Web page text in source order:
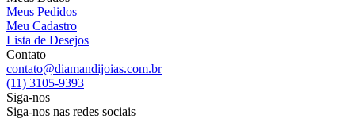
Meus Pedidos
Meu Cadastro
Lista de Desejos
Contato
contato@diamandijoias.com.br
(11) 3105-9393
Siga-nos
Siga-nos nas redes sociais